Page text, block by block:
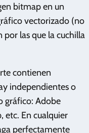
bitmap en un
vectorizado (no
por las que la cuchilla
contienen
independientes o
gráfico: Adobe
etc. En cualquier
perfectamente